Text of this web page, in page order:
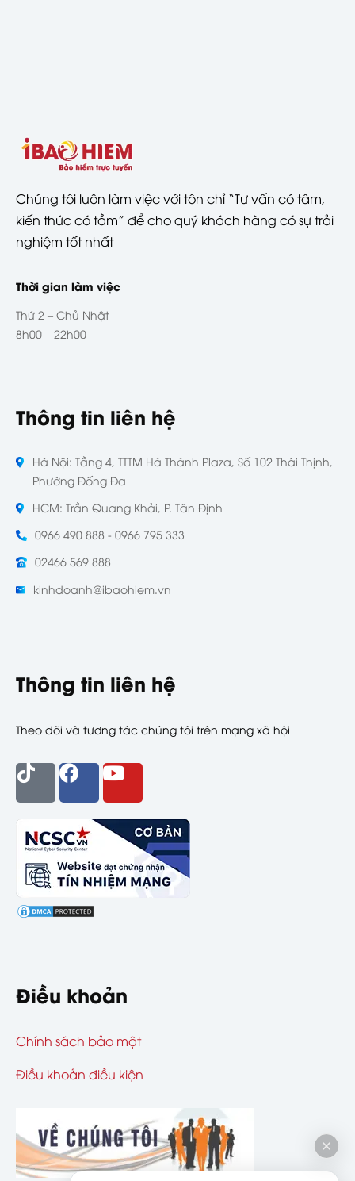
Chúng tôi luôn làm việc với tôn chỉ “Tư vấn có tâm,
kiến thức có tầm” để cho quý khách hàng có sự trải
nghiệm tốt nhất
Thời gian làm việc
Thứ 2 – Chủ Nhật
8h00 – 22h00
Thông tin liên hệ
Hà Nội: Tầng 4, TTTM Hà Thành Plaza, Số 102 Thái Thịnh,
Phường Đống Đa
HCM: Trần Quang Khải, P. Tân Định
0966 490 888 - 0966 795 333
02466 569 888
kinhdoanh@ibaohiem.vn
Thông tin liên hệ
Theo dõi và tương tác chúng tôi trên mạng xã hội
Điều khoản
Chính sách bảo mật
Điều khoản điều kiện